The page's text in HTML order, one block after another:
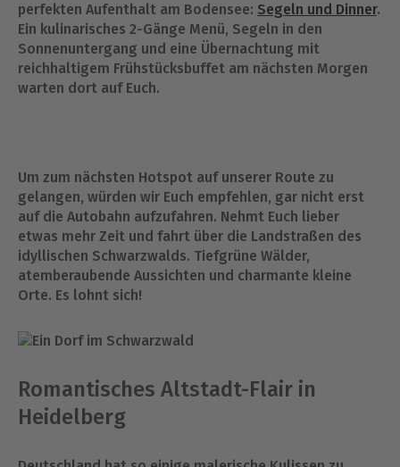
perfekten Aufenthalt am Bodensee: Segeln und Dinner.
Ein kulinarisches 2-Gänge Menü, Segeln in den
Sonnenuntergang und eine Übernachtung mit
reichhaltigem Frühstücksbuffet am nächsten Morgen
warten dort auf Euch.
Um zum nächsten Hotspot auf unserer Route zu
gelangen, würden wir Euch empfehlen, gar nicht erst
auf die Autobahn aufzufahren. Nehmt Euch lieber
etwas mehr Zeit und fahrt über die Landstraßen des
idyllischen Schwarzwalds. Tiefgrüne Wälder,
atemberaubende Aussichten und charmante kleine
Orte. Es lohnt sich!
Romantisches Altstadt-Flair in
Heidelberg